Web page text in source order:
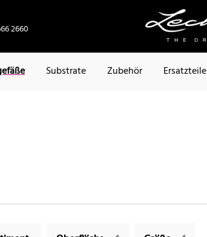
2660
Substrate Zubehör Ersatzteile